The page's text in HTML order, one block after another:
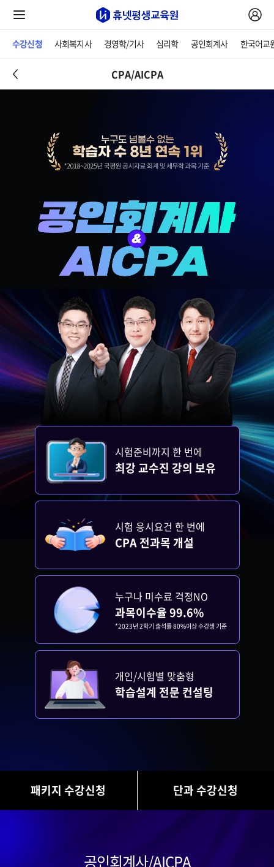
수강신청 사회복지사 경영학/기사 심리학 공인회계사 한국어교
CPA/AICPA
시험준비까지 한 번에
최강 교수진 강의 보유
시험 응시요건 한 번에
CPA 전과목 개설
누구나 미수료 걱정NO
과목이수율 99.6%
*2023년 2학기 출석률 80%이상 수강생 기준
개인/시험별 맞춤형
학습설계 전문 컨설팅
패키지 수강신청 단과 수강신청
공인회계사/AICPA